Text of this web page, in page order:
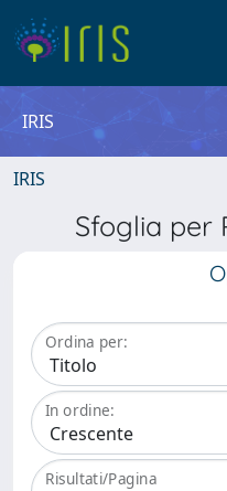
IRIS
IRIS
Sfoglia per
Ordina per:
In ordine:
Risultati/Pagina